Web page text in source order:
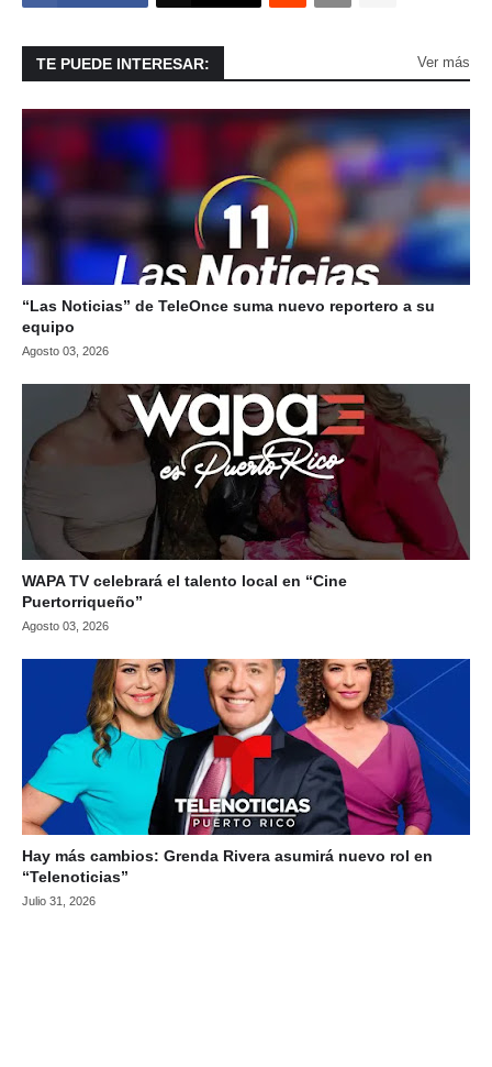
TE PUEDE INTERESAR: Ver más
“Las Noticias” de TeleOnce suma nuevo reportero a su
equipo
Agosto 03, 2026
WAPA TV celebrará el talento local en “Cine
Puertorriqueño”
Agosto 03, 2026
Hay más cambios: Grenda Rivera asumirá nuevo rol en
“Telenoticias”
Julio 31, 2026